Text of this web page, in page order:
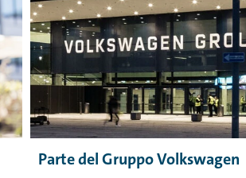
Parte del Gruppo Volkswagen